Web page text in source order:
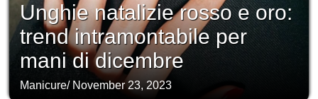
Unghie natalizie rosso e oro:
trend intramontabile per
mani di dicembre
Manicure/ November 23, 2023